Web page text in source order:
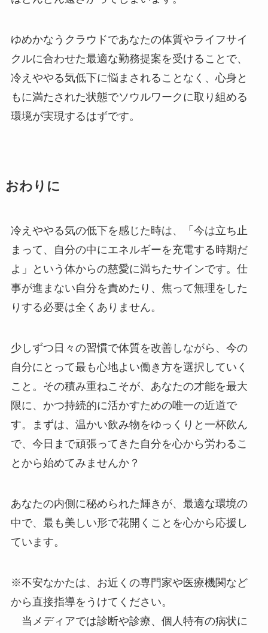
ゆめかなうクラウドであなたの体質やライフサイ
クルに合わせた最適な勤務提案を受けることで、
冷えややる気低下に悩まされることなく、心身と
もに満たされた状態でソウルワークに取り組める
環境が実現するはずです。
おわりに
冷えややる気の低下を感じた時は、「今は立ち止
まって、自分の中にエネルギーを充電する時期だ
よ」という体からの慈愛に満ちたサインです。仕
事が進まない自分を責めたり、焦って無理をした
りする必要は全くありません。
少しずつ日々の習慣で体質を改善しながら、今の
自分にとって最も心地よい働き方を選択していく
こと。その積み重ねこそが、あなたの才能を最大
限に、かつ持続的に活かすための唯一の近道で
す。まずは、温かい飲み物をゆっくりと一杯飲ん
で、今日まで頑張ってきた自分を心から労わるこ
とから始めてみませんか？
あなたの内側に秘められた輝きが、最適な環境の
中で、最も美しい形で花開くことを心から応援し
ています。
※不安なかたは、お近くの専門家や医療機関など
から直接指導をうけてください。
当メディアでは診断や診療、個人特有の病状に